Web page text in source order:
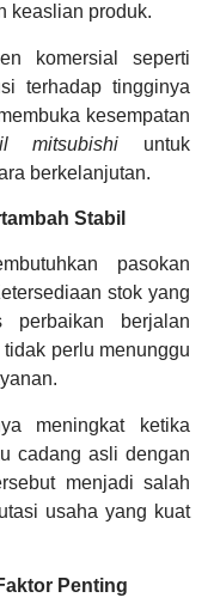
keaslian produk.
komersial seperti
terhadap tingginya
kesempatan
mitsubishi untuk
berkelanjutan.
Stabil
pasokan
stok yang
perbaikan berjalan
perlu menunggu
meningkat ketika
cadang asli dengan
menjadi salah
usaha yang kuat
Penting